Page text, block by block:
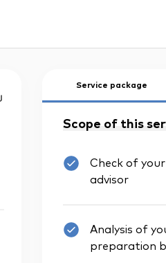
Service package
Scope of this
Check of
advisor
Analysis of
preparation